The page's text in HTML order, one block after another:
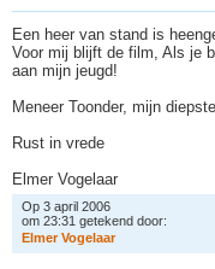
Een heer van stand is
Voor mij blijft de film, Als je
aan mijn jeugd!
Meneer Toonder, mijn
Rust in vrede
Elmer Vogelaar
Op 3 april 2006
om 23:31 getekend door:
Elmer Vogelaar